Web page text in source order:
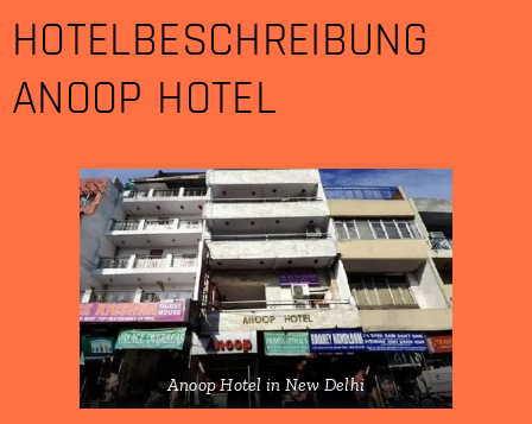
HOTELBESCHREIBUNG
ANOOP HOTEL
Anoop Hotel in New Delhi